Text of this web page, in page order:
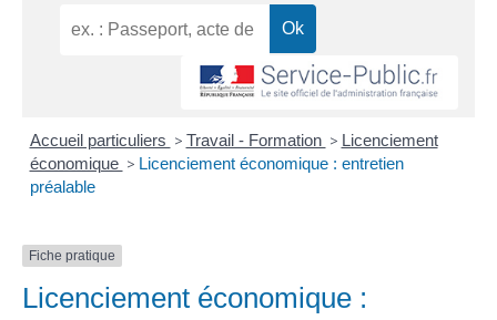
Accueil particuliers > Travail - Formation > Licenciement
économique > Licenciement économique : entretien
préalable
Fiche pratique
Licenciement économique :